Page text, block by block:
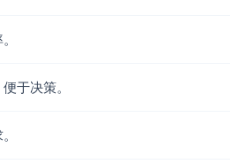
踪客户问题和解决状态提高客户满意度
于决策。